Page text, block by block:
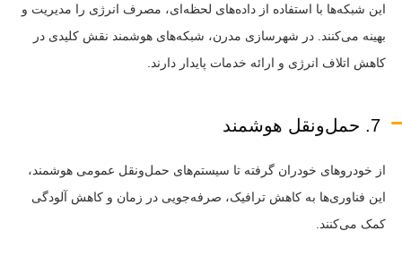
این شبکه‌ها با استفاده از داده‌های لحظه‌ای، مصرف انرژی را مدیریت و
بهینه می‌کنند. در شهرسازی مدرن، شبکه‌های هوشمند نقش کلیدی در
کاهش اتلاف انرژی و ارائه خدمات پایدار دارند.
از خودروهای خودران گرفته تا سیستم‌های حمل‌ونقل عمومی هوشمند،
این فناوری‌ها به کاهش ترافیک، صرفه‌جویی در زمان و کاهش آلودگی
کمک می‌کنند.